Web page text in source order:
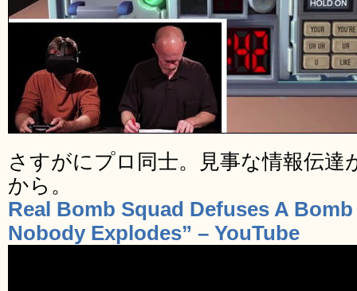
さすがにプロ同士。見事な情報伝達
から。
Real Bomb Squad Defuses A
Nobody Explodes” – YouTube